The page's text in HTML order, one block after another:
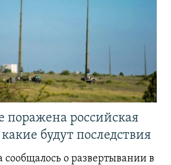
поражена российская
будут последствия
сообщалось о развертывании в